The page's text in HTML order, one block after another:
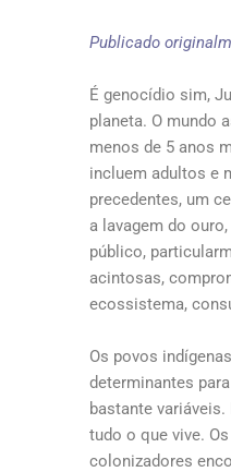
Publicado
É genocídio sim,
planeta. O mundo
menos de 5 anos
incluem adultos e
precedentes, um
a lavagem do
público,
acintosas,
ecossistema,
Os povos
determinantes
bastante
tudo o que vive.
colonizadores